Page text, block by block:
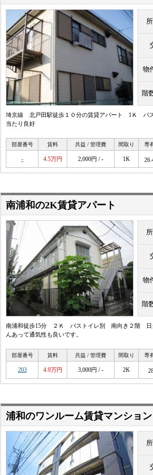
物
階
埼京線 北戸田駅徒歩１０分の賃貸アパート 1Ｋ バ
当たり良好
部屋番号 賃料 共益 / 管理費 間取り 専
- 4.5万円 2,000円 / - 1K
南浦和の2K賃貸アパート
物
階
南浦和徒歩15分 ２Ｋ バストイレ別 南向き２階 日当
んあって通気性も良いです。
部屋番号 賃料 共益 / 管理費 間取り 専
203 4.9万円 3,000円 / - 2K
浦和のワンルーム賃貸マンション